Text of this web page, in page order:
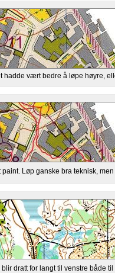
hadde vært bedre å løpe høyre,
Løp ganske bra teknisk,
dratt for langt til venstre både